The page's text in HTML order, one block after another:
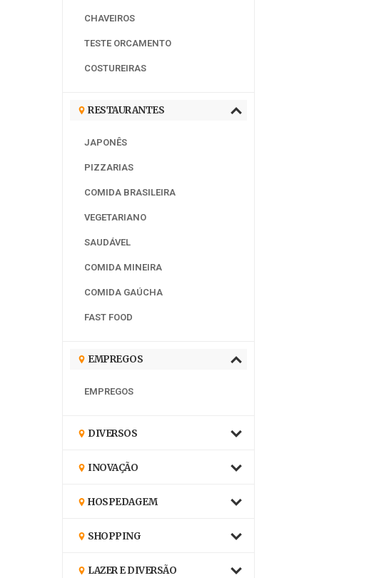
CHAVEIROS
TESTE ORCAMENTO
COSTUREIRAS
RESTAURANTES
JAPONÊS
PIZZARIAS
COMIDA BRASILEIRA
VEGETARIANO
SAUDÁVEL
COMIDA MINEIRA
COMIDA GAÚCHA
FAST FOOD
EMPREGOS
EMPREGOS
DIVERSOS
INOVAÇÃO
HOSPEDAGEM
SHOPPING
LAZER E DIVERSÃO